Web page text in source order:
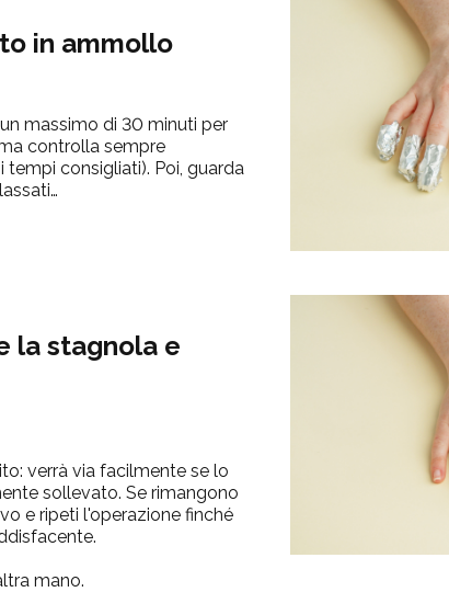
in ammollo
massimo di 30 minuti per
controlla sempre
tempi consigliati). Poi, guarda
la stagnola e
verrà via facilmente se lo
sollevato. Se rimangono
e ripeti l'operazione finché
mano.